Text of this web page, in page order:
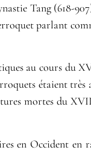
Tang (618-
parlant
au cours du
étaient très
mortes du
en Occident en